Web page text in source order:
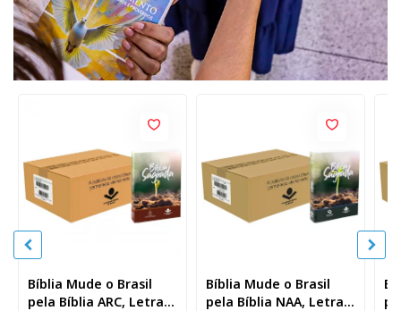
Bíblia Mude o Brasil
pela Bíblia ARC, Letra
Bíblia Mude o Brasil
pela Bíblia NAA, Letra